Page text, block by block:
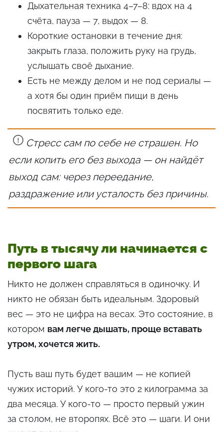
Дыхательная техника 4–7–8: вдох на 4
счёта, пауза — 7, выдох — 8.
Короткие остановки в течение дня:
закрыть глаза, положить руку на грудь,
услышать своё дыхание.
Есть не между делом и не под сериалы —
а хотя бы один приём пищи в день
посвятить только еде.
Стресс сам по себе не страшен. Но
если копить его без выхода — он найдёт
выход сам: через переедание,
раздражение или усталость без причины.
Путь в тысячу ли начинается с
первого шага
Никто не должен справляться в одиночку. И
никто не обязан быть идеальным. Здоровый
вес — это не цифра на весах. Это состояние, в
котором вам легче дышать, проще вставать
утром, хочется жить.
Пусть ваш путь будет вашим — не копией
чужих историй. У кого-то это 2 килограмма за
два месяца. У кого-то — просто первый ужин
за столом, не второпях. Всё это — шаги. И они